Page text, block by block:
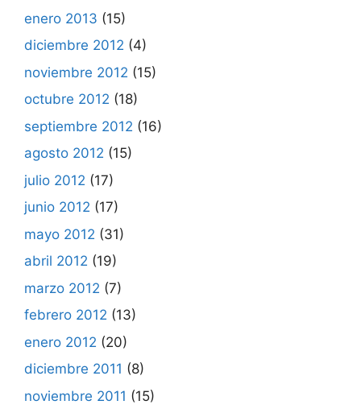
enero 2013 (15)
diciembre 2012 (4)
noviembre 2012 (15)
octubre 2012 (18)
septiembre 2012 (16)
agosto 2012 (15)
julio 2012 (17)
junio 2012 (17)
mayo 2012 (31)
abril 2012 (19)
marzo 2012 (7)
febrero 2012 (13)
enero 2012 (20)
diciembre 2011 (8)
noviembre 2011 (15)